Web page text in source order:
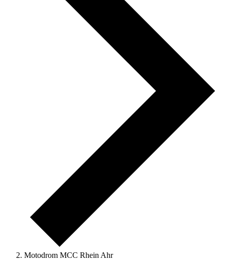
Motodrom MCC Rhein Ahr